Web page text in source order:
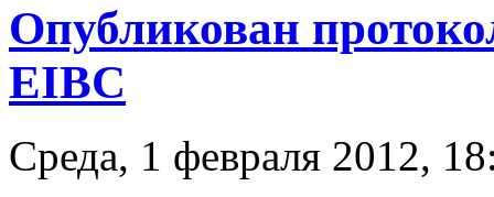
Опубликован
EIBC
Среда, 1 февраля 2012,